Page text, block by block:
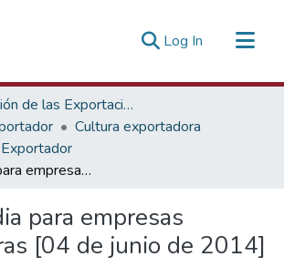
Log In (current)
Promoción de las Exportaciones
Cultura exportadora
Social media para empresas exportadoras [04 de junio de 2014]
para empresas
[04 de junio de 2014]